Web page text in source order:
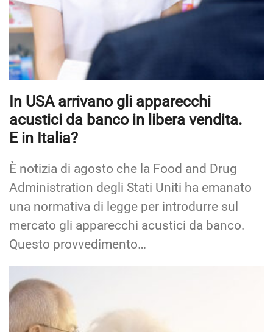
In USA arrivano gli apparecchi
acustici da banco in libera vendita.
E in Italia?
È notizia di agosto che la Food and Drug
Administration degli Stati Uniti ha emanato
una normativa di legge per introdurre sul
mercato gli apparecchi acustici da banco.
Questo provvedimento…